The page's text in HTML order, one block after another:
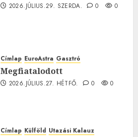
2026.JÚLIUS.29. SZERDA. 0 0
Címlap EuroAstra Gasztró
Megfiatalodott
2026.JÚLIUS.27. HÉTFŐ. 0 0
Címlap Külföld Utazási Kalauz